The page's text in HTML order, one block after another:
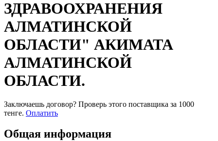
ЗДРАВООХРАНЕНИЯ
АЛМАТИНСКОЙ
ОБЛАСТИ" АКИМАТА
АЛМАТИНСКОЙ
ОБЛАСТИ.
Заключаешь договор? Проверь этого поставщика за 1000
тенге. Оплатить
Общая информация